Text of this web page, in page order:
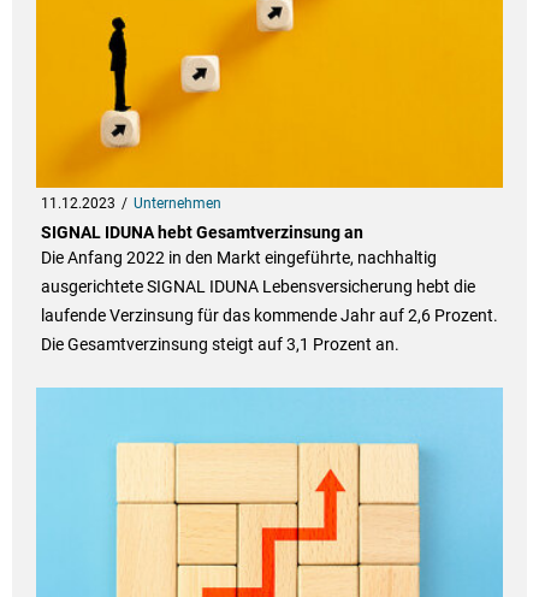
11.12.2023 Unternehmen
SIGNAL IDUNA hebt Gesamtverzinsung an
Die Anfang 2022 in den Markt eingeführte, nachhaltig
ausgerichtete SIGNAL IDUNA Lebensversicherung hebt die
laufende Verzinsung für das kommende Jahr auf 2,6 Prozent.
Die Gesamtverzinsung steigt auf 3,1 Prozent an.